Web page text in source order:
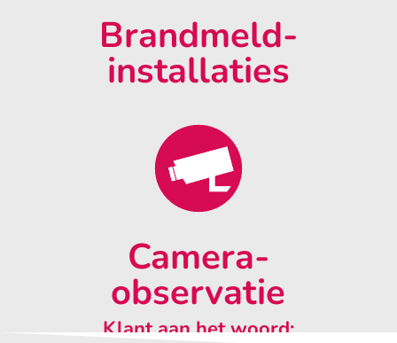
Brandmeld-
installaties
Camera-
observatie
Klant aan het woord: